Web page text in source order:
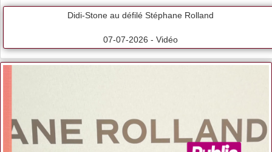
Didi-Stone au défilé Stéphane Rolland
07-07-2026 - Vidéo